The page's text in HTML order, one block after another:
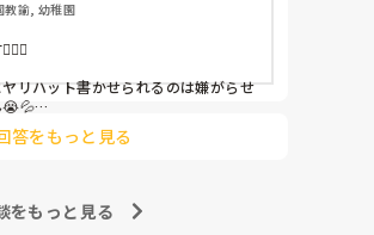
拘束されて辛いです
か?
教諭, 幼稚園
リハット書かせられるのは嫌がらせ
😭💦
のことをされているのでしょうか？
答をもっと見る
をもっと見る